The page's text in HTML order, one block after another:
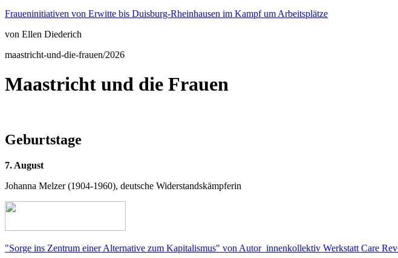
Fraueninitiativen von Erwitte bis Duisburg-Rheinhausen im Kampf um Arbeitsplätze
von Ellen Diederich
maastricht-und-die-frauen/2026
Maastricht und die Frauen
Geburtstage
7. August
Johanna Melzer (1904-1960), deutsche Widerstandskämpferin
"Sorge ins Zentrum einer Alternative zum Kapitalismus" von Autor_innenkollektiv Werkstatt Care